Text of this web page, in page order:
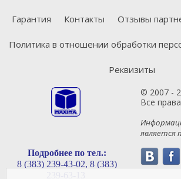
Гарантия Контакты Отзывы
Политика в отношении обработки
Реквизиты
© 2007 -
Все
является
Подробнее по тел.:
8 (383) 239-43-02, 8 (383)